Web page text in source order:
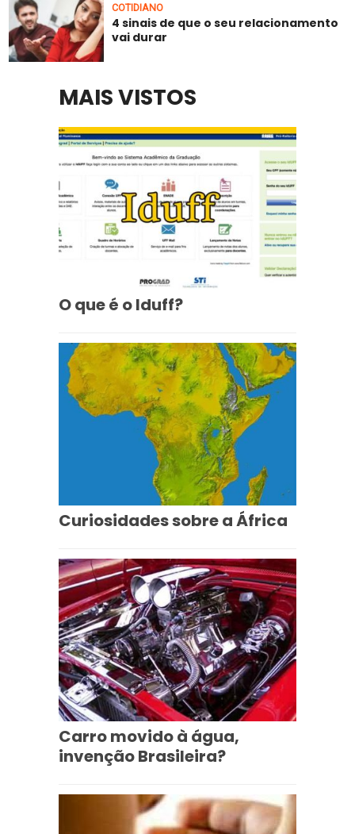
COTIDIANO
4 sinais de que o seu relacionamento
vai durar
MAIS VISTOS
O que é o Iduff?
Curiosidades sobre a África
Carro movido à água,
invenção Brasileira?